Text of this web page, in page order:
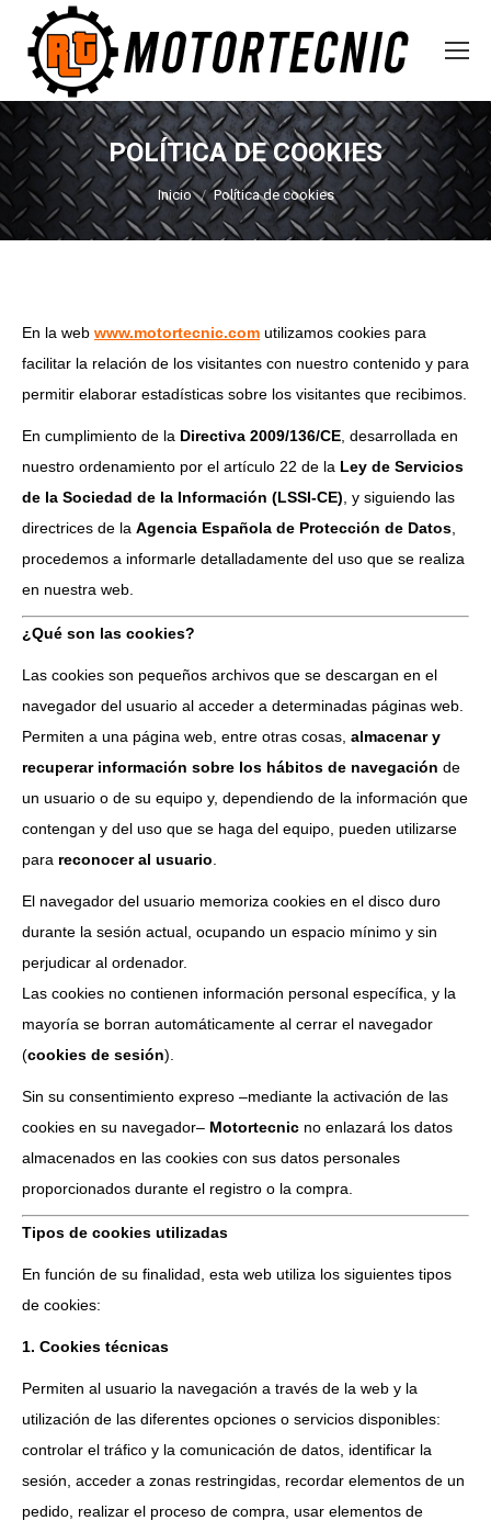
POLÍTICA DE COOKIES
Estás aquí:
Inicio Política de cookies
En la web www.motortecnic.com utilizamos cookies para
facilitar la relación de los visitantes con nuestro contenido y para
permitir elaborar estadísticas sobre los visitantes que recibimos.
En cumplimiento de la Directiva 2009/136/CE , desarrollada en
nuestro ordenamiento por el artículo 22 de la Ley de Servicios
de la Sociedad de la Información (LSSI-CE) , y siguiendo las
directrices de la Agencia Española de Protección de Datos
procedemos a informarle detalladamente del uso que se realiza
en nuestra web.
¿Qué son las cookies?
Las cookies son pequeños archivos que se descargan en el
navegador del usuario al acceder a determinadas páginas web.
Permiten a una página web, entre otras cosas, almacenar y
recuperar información sobre los hábitos de navegación de
un usuario o de su equipo y, dependiendo de la información que
contengan y del uso que se haga del equipo, pueden utilizarse
para reconocer al usuario
El navegador del usuario memoriza cookies en el disco duro
durante la sesión actual, ocupando un espacio mínimo y sin
perjudicar al ordenador.
Las cookies no contienen información personal específica, y la
mayoría se borran automáticamente al cerrar el navegador
(cookies de sesión).
Sin su consentimiento expreso –mediante la activación de las
cookies en su navegador– Motortecnic no enlazará los datos
almacenados en las cookies con sus datos personales
proporcionados durante el registro o la compra.
Tipos de cookies utilizadas
En función de su finalidad, esta web utiliza los siguientes tipos
de cookies:
1. Cookies técnicas
Permiten al usuario la navegación a través de la web y la
utilización de las diferentes opciones o servicios disponibles:
controlar el tráfico y la comunicación de datos, identificar la
sesión, acceder a zonas restringidas, recordar elementos de un
pedido, realizar el proceso de compra, usar elementos de